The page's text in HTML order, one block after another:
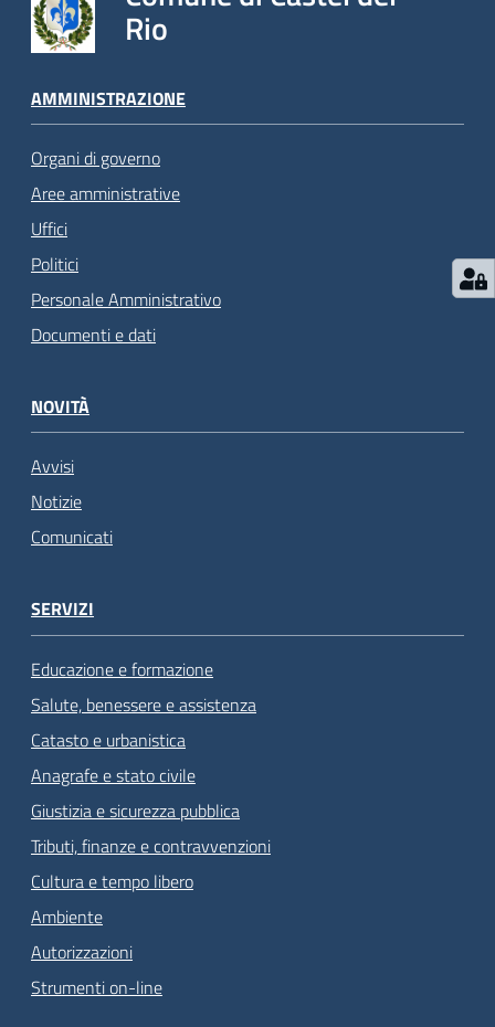
Rio
AMMINISTRAZIONE
Organi di governo
Aree amministrative
Uffici
Politici
Personale Amministrativo
Documenti e dati
NOVITÀ
Avvisi
Notizie
Comunicati
SERVIZI
Educazione e formazione
Salute, benessere e assistenza
Catasto e urbanistica
Anagrafe e stato civile
Giustizia e sicurezza pubblica
Tributi, finanze e contravvenzioni
Cultura e tempo libero
Ambiente
Autorizzazioni
Strumenti on-line